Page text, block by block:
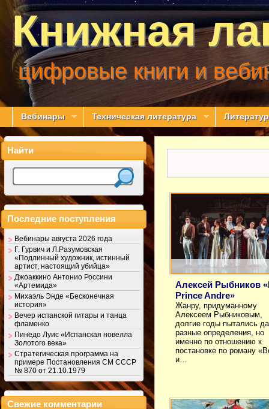
Книжная
цифровые книги и
Вебинары Техническая литература
Алексей Рыбников
Prince Andre»
Жанру, придуманному
Алексеем Рыбниковым,
долгие годы пытались
разные определения, но
именно по отношению к
постановке по роману
и…
Найти
Последние поступления
Вебинары августа 2026 года
Г. Гурвич и Л.Разумовская
«Подлинный художник, истинный
артист, настоящий убийца»
Джоаккино Антонио Россини
«Артемида»
Михаэль Энде «Бесконечная
история»
Вечер испанской гитары и танца
фламенко
Пинедо Луис «Испанская новелла
Золотого века»
Стратегическая программа на
примере Постановления СМ СССР
№ 870 от 21.10.1979
Свежие комментарии